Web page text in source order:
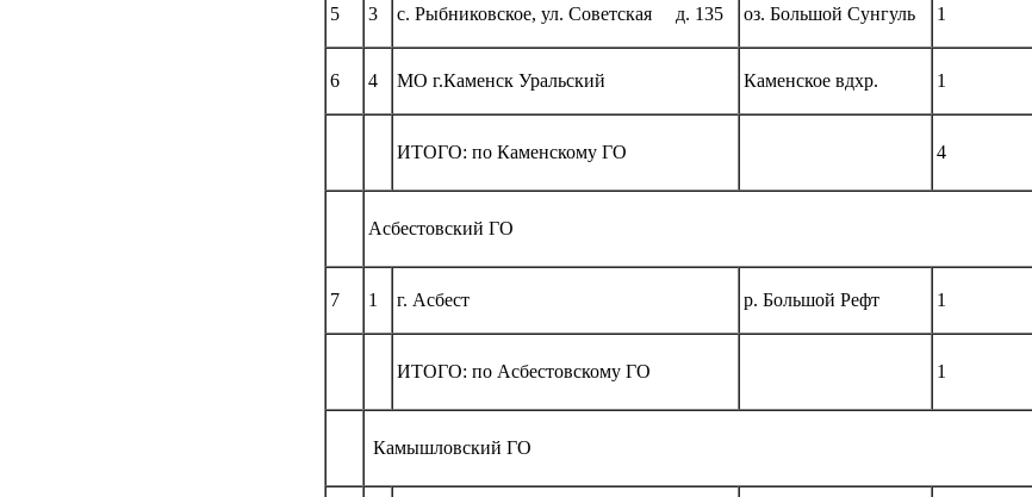
5 3 с. Рыбниковское, ул. Советская д. 135 оз. Большой Сунгуль 1
6 4 МО г.Каменск Уральский Каменское вдхр. 1
ИТОГО: по Каменскому ГО 4
Асбестовский ГО
7 1 г. Асбест р. Большой Рефт 1
ИТОГО: по Асбестовскому ГО 1
Камышловский ГО